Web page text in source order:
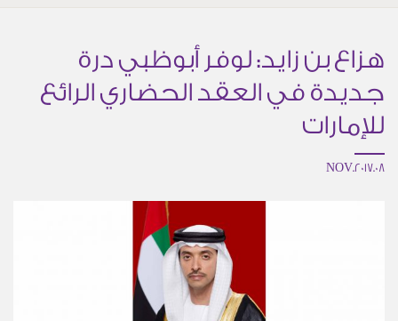
هزاع بن زايد: لوفر أبوظبي درة
جديدة في العقد الحضاري الرائع
للإمارات
08.NOV.2017